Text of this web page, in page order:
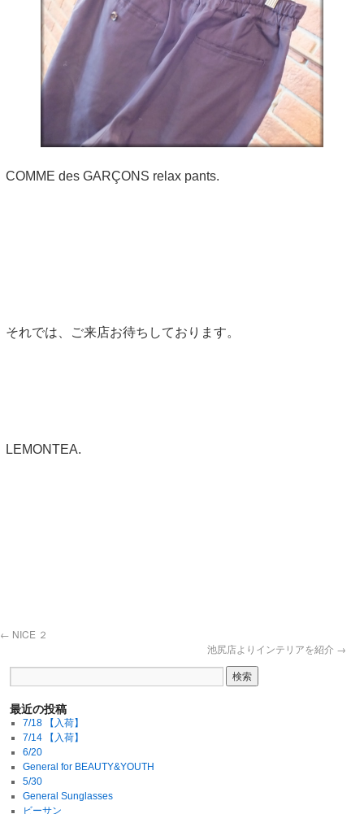
COMME des GARÇONS relax pants.
それでは、ご来店お待ちしております。
LEMONTEA.
← NICE ２
池尻店よりインテリアを紹介 →
最近の投稿
7/18 【入荷】
7/14 【入荷】
6/20
General for BEAUTY&YOUTH
5/30
General Sunglasses
ビーサン